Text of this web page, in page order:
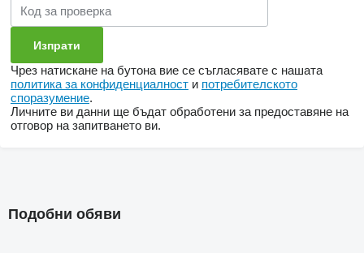
Чрез натискане на бутона вие се съгласявате с нашата
политика за конфиденциалност и потребителското
споразумение.
Личните ви данни ще бъдат обработени за предоставяне на
отговор на запитването ви.
Подобни обяви